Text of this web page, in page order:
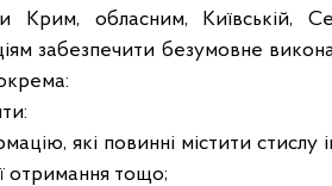
Крим, обласним, Київській,
забезпечити безумовне
які повинні містити
отримання тощо;